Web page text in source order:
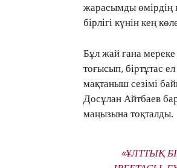
жарасымды өмірдің
бірлігі күнін кең
Бұл жай ғана мереке
тоғысып, біртұтас
мақтаныш сезімі
Досұлан Айтбаев
маңызына тоқталды.
«ҰЛТТЫҚ